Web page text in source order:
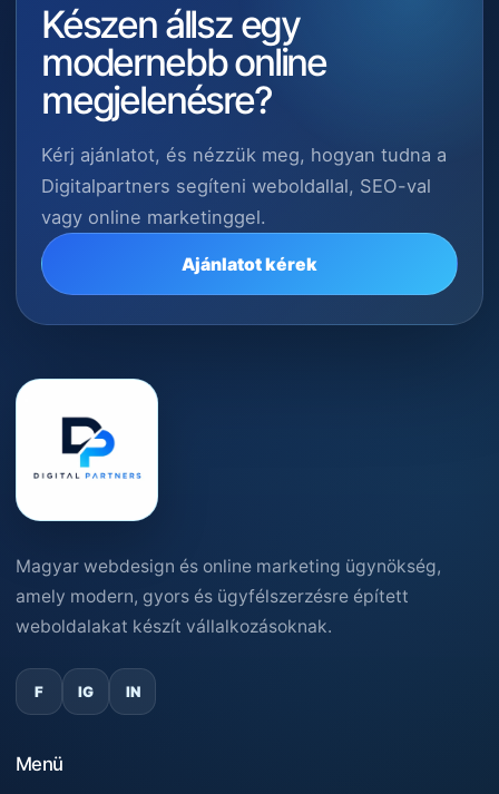
Készen állsz egy
modernebb online
megjelenésre?
Kérj ajánlatot, és nézzük meg, hogyan tudna a
Digitalpartners segíteni weboldallal, SEO-val
vagy online marketinggel.
Ajánlatot kérek
Magyar webdesign és online marketing ügynökség,
amely modern, gyors és ügyfélszerzésre épített
weboldalakat készít vállalkozásoknak.
F IG IN
Menü